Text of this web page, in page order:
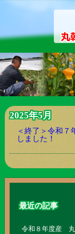
2025年5月
＜終了＞令和
しました！
最近の記事
令和８年度産 丸